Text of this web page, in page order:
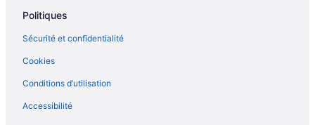
Politiques
Sécurité et confidentialité
Cookies
Conditions d’utilisation
Accessibilité